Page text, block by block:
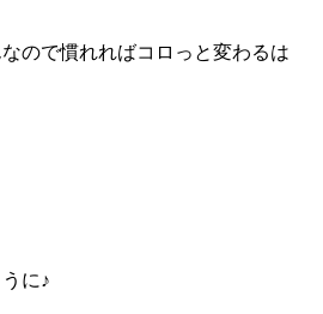
ので慣れればコロっと変わるは
に♪